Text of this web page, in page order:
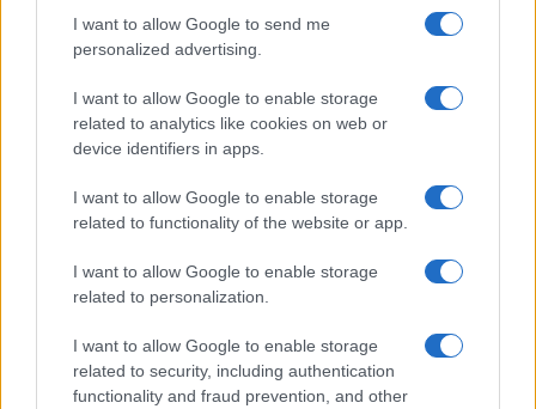
I want to allow Google to send me
personalized advertising.
I want to allow Google to enable storage
related to analytics like cookies on web or
device identifiers in apps.
I want to allow Google to enable storage
related to functionality of the website or app.
I want to allow Google to enable storage
related to personalization.
I want to allow Google to enable storage
related to security, including authentication
functionality and fraud prevention, and other
Nouveaux critères pour les visas américains : vérification des
réseaux sociaux
CRYPTO-MONNAIES